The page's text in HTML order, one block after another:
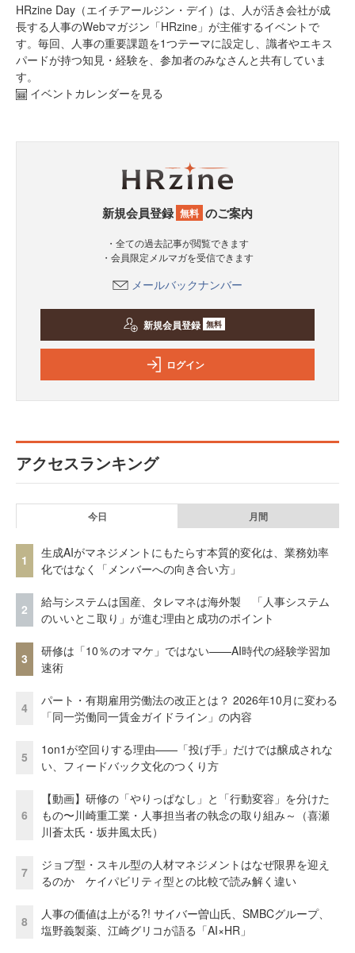
HRzine Day（エイチアールジン・デイ）は、人が活き会社が成
長する人事のWebマガジン「HRzine」が主催するイベントで
す。毎回、人事の重要課題を1つテーマに設定し、識者やエキス
パードが持つ知見・経験を、参加者のみなさんと共有していま
す。
イベントカレンダーを見る
新規会員登録 無料 のご案内
・全ての過去記事が閲覧できます
・会員限定メルマガを受信できます
メールバックナンバー
新規会員登録 無料
ログイン
アクセスランキング
今日 月間
1
生成AIがマネジメントにもたらす本質的変化は、業務効率
化ではなく「メンバーへの向き合い方」
2
給与システムは国産、タレマネは海外製 「人事システム
のいいとこ取り」が進む理由と成功のポイント
3
研修は「10％のオマケ」ではない——AI時代の経験学習加
速術
4
パート・有期雇用労働法の改正とは？ 2026年10月に変わる
「同一労働同一賃金ガイドライン」の内容
5
1on1が空回りする理由——「投げ手」だけでは醸成されな
い、フィードバック文化のつくり方
6
【動画】研修の「やりっぱなし」と「行動変容」を分けた
もの〜川崎重工業・人事担当者の執念の取り組み～（喜瀬
川蒼太氏・坂井風太氏）
7
ジョブ型・スキル型の人材マネジメントはなぜ限界を迎え
るのか ケイパビリティ型との比較で読み解く違い
8
人事の価値は上がる?! サイバー曽山氏、SMBCグループ、
塩野義製薬、江崎グリコが語る「AI×HR」